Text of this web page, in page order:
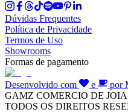
Dúvidas Frequentes
Política de Privacidade
Termos de Uso
Showrooms
Formas de pagamento
Desenvolvido com e
por
GAMZ COMERCIO DE
TODOS OS DIREITOS